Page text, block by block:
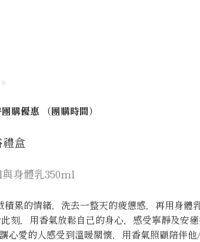
購優惠 （團購時間）
盒
身體乳350ml
累的情緒，洗去一整天的疲憊感，再用身體
刻，用香氣放鬆自己的身心，感受寧靜及安
愛的人感受到溫暖關懷，用香氣照顧陪伴他/